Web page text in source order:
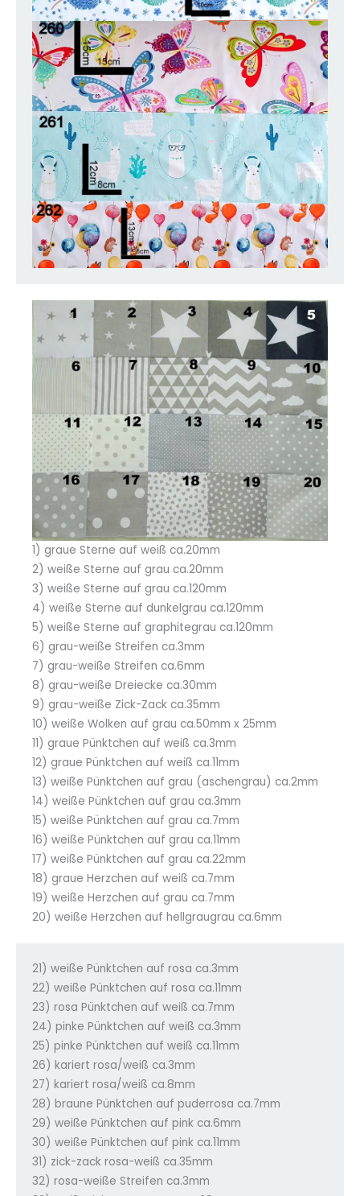
1) graue Sterne auf weiß ca.20mm
2) weiße Sterne auf grau ca.20mm
3) weiße Sterne auf grau ca.120mm
4) weiße Sterne auf dunkelgrau ca.120mm
5) weiße Sterne auf graphitegrau ca.120mm
6) grau-weiße Streifen ca.3mm
7) grau-weiße Streifen ca.6mm
8) grau-weiße Dreiecke ca.30mm
9) grau-weiße Zick-Zack ca.35mm
10) weiße Wolken auf grau ca.50mm x 25mm
11) graue Pünktchen auf weiß ca.3mm
12) graue Pünktchen auf weiß ca.11mm
13) weiße Pünktchen auf grau (aschengrau) ca.2mm
14) weiße Pünktchen auf grau ca.3mm
15) weiße Pünktchen auf grau ca.7mm
16) weiße Pünktchen auf grau ca.11mm
17) weiße Pünktchen auf grau ca.22mm
18) graue Herzchen auf weiß ca.7mm
19) weiße Herzchen auf grau ca.7mm
20) weiße Herzchen auf hellgraugrau ca.6mm
21) weiße Pünktchen auf rosa ca.3mm
22) weiße Pünktchen auf rosa ca.11mm
23) rosa Pünktchen auf weiß ca.7mm
24) pinke Pünktchen auf weiß ca.3mm
25) pinke Pünktchen auf weiß ca.11mm
26) kariert rosa/weiß ca.3mm
27) kariert rosa/weiß ca.8mm
28) braune Pünktchen auf puderrosa ca.7mm
29) weiße Pünktchen auf pink ca.6mm
30) weiße Pünktchen auf pink ca.11mm
31) zick-zack rosa-weiß ca.35mm
32) rosa-weiße Streifen ca.3mm